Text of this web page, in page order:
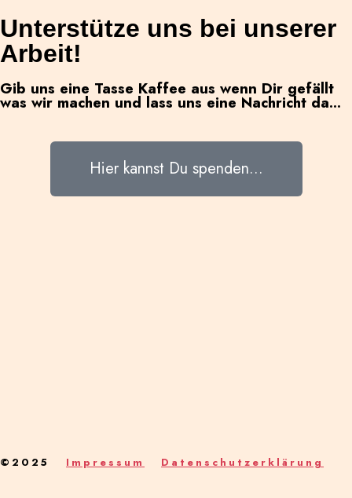
Unterstütze uns bei unserer
Arbeit!
Gib uns eine Tasse Kaffee aus wenn Dir gefällt
was wir machen und lass uns eine Nachricht da...
Hier kannst Du spenden...
©2025 Impressum Datenschutzerklärung